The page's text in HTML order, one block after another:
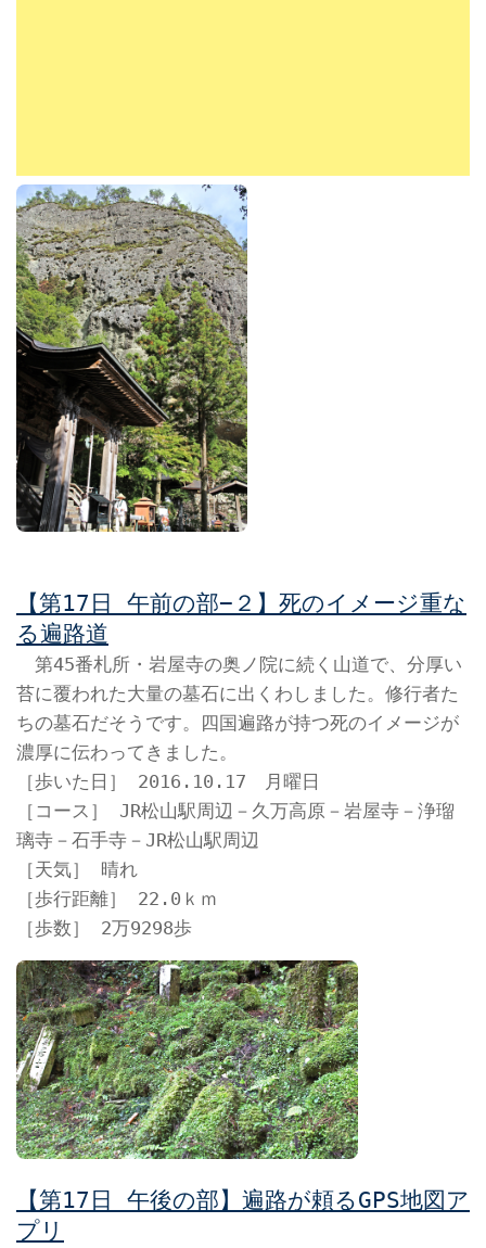
【第17日 午前の部−２】死のイメージ重な
る遍路道
第45番札所・岩屋寺の奥ノ院に続く山道で、分厚い
苔に覆われた大量の墓石に出くわしました。修行者た
ちの墓石だそうです。四国遍路が持つ死のイメージが
濃厚に伝わってきました。
［歩いた日］ 2016.10.17 月曜日
［コース］ JR松山駅周辺－久万高原－岩屋寺－浄瑠
璃寺－石手寺－JR松山駅周辺
［天気］ 晴れ
［歩行距離］ 22.0ｋｍ
［歩数］ 2万9298歩
【第17日 午後の部】遍路が頼るGPS地図ア
プリ